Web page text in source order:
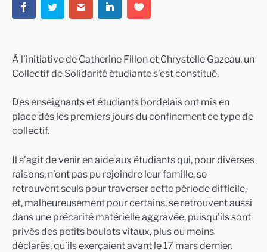
À l’initiative de Catherine Fillon et Chrystelle Gazeau, un
Collectif de Solidarité étudiante s’est constitué.
Des enseignants et étudiants bordelais ont mis en
place dès les premiers jours du confinement ce type de
collectif.
Il s’agit de venir en aide aux étudiants qui, pour diverses
raisons, n’ont pas pu rejoindre leur famille, se
retrouvent seuls pour traverser cette période difficile,
et, malheureusement pour certains, se retrouvent aussi
dans une précarité matérielle aggravée, puisqu’ils sont
privés des petits boulots vitaux, plus ou moins
déclarés, qu’ils exerçaient avant le 17 mars dernier.